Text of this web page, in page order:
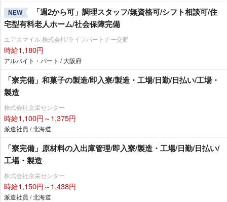
NEW
「週2から可」調理スタッフ/無資格可/シフト相談可/住
宅型有料老人ホーム/社会保障完備
ユアスマイル 株式会社/ライフパートナー交野
時給1,180円
アルバイト・パート / 大阪府
「寮完備」和菓子の製造/即入寮/製造・工場/日勤/日払い/工場・
製造
株式会社京栄センター
時給1,100円～1,375円
派遣社員 / 北海道
「寮完備」原材料の入出庫管理/即入寮/製造・工場/日勤/日払い/
工場・製造
株式会社京栄センター
時給1,150円～1,438円
派遣社員 / 北海道